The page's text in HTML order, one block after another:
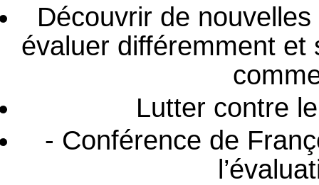
Découvrir de
évaluer différemment
Lutter contre
- Conférence de